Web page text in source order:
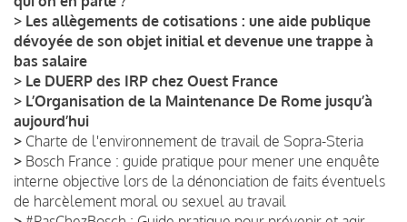
> Les allègements de cotisations : une aide publique
dévoyée de son objet initial et devenue une trappe à
bas salaire
> Le DUERP des IRP chez Ouest France
> L’Organisation de la Maintenance De Rome jusqu’à
aujourd’hui
> Charte de l'environnement de travail de Sopra-Steria
> Bosch France : guide pratique pour mener une enquête
interne objective lors de la dénonciation de faits éventuels
de harcèlement moral ou sexuel au travail